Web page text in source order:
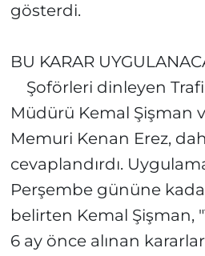
gösterdi.
BU KARAR
Şoförleri dinleyen
Müdürü Kemal Şişman
Memuri Kenan Erez,
cevaplandırdı.
Perşembe gününe kadar
belirten Kemal Şişman,
6 ay önce alınan